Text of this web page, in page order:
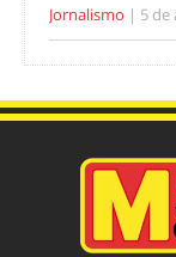
Jornalismo 5 de